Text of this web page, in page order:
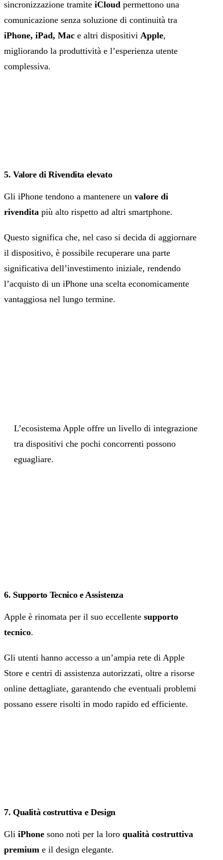
sincronizzazione tramite iCloud permettono una
comunicazione senza soluzione di continuità tra
iPhone, iPad, Mac e altri dispositivi Apple,
migliorando la produttività e l’esperienza utente
complessiva.
5. Valore di Rivendita elevato
Gli iPhone tendono a mantenere un valore di
rivendita più alto rispetto ad altri smartphone.
Questo significa che, nel caso si decida di aggiornare
il dispositivo, è possibile recuperare una parte
significativa dell’investimento iniziale, rendendo
l’acquisto di un iPhone una scelta economicamente
vantaggiosa nel lungo termine.
L’ecosistema Apple offre un livello di integrazione
tra dispositivi che pochi concorrenti possono
eguagliare.
6. Supporto Tecnico e Assistenza
Apple è rinomata per il suo eccellente supporto
tecnico.
Gli utenti hanno accesso a un’ampia rete di Apple
Store e centri di assistenza autorizzati, oltre a risorse
online dettagliate, garantendo che eventuali problemi
possano essere risolti in modo rapido ed efficiente.
7. Qualità costruttiva e Design
Gli iPhone sono noti per la loro qualità costruttiva
premium e il design elegante.